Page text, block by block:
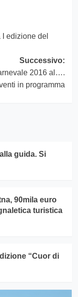
edizione del
Successivo:
2016 al….
in programma
guida. Si
90mila euro
turistica
“Cuor di